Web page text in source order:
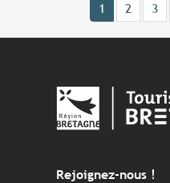
1 2 3
Rejoignez-nous !